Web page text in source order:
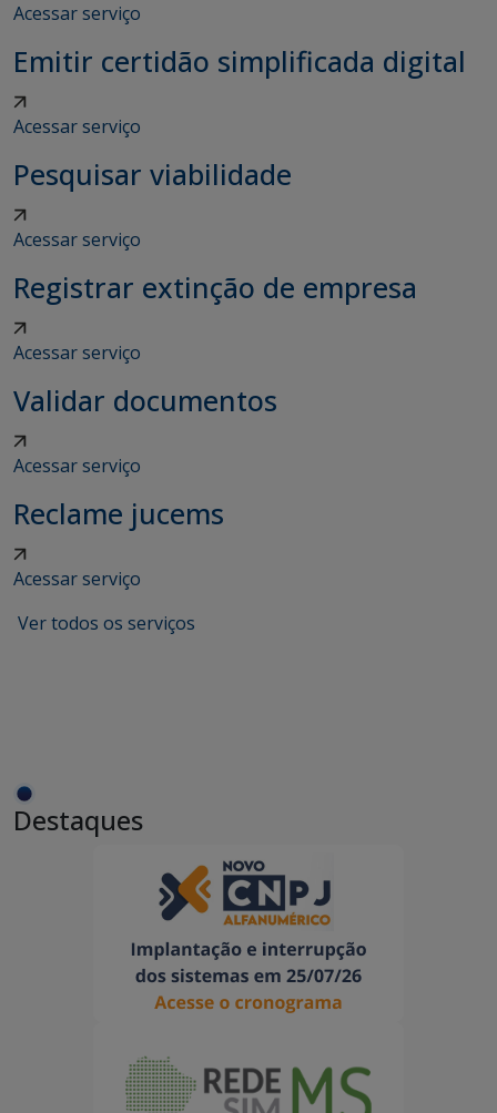
Acessar serviço
Emitir certidão simplificada digital
Acessar serviço
Pesquisar viabilidade
Acessar serviço
Registrar extinção de empresa
Acessar serviço
Validar documentos
Acessar serviço
Reclame jucems
Acessar serviço
Ver todos os serviços
Destaques